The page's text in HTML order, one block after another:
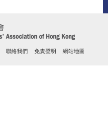
聯絡我們 免責聲明 網站地圖